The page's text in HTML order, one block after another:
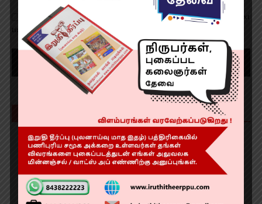
Save my name, email, and website in this browser for the next
time I comment.
ஆண்டு விழாவில் சிறப்பான கராத்தே சாகச நிகழ்ச்சி!
வேளாண் பட்ஜெட் என்ன? வாங்க பார்ப்போம்
காவேரி மருத்துவமனை சேவையில் உயிர்காக்கும் ஏ.இ.டி கருவி!